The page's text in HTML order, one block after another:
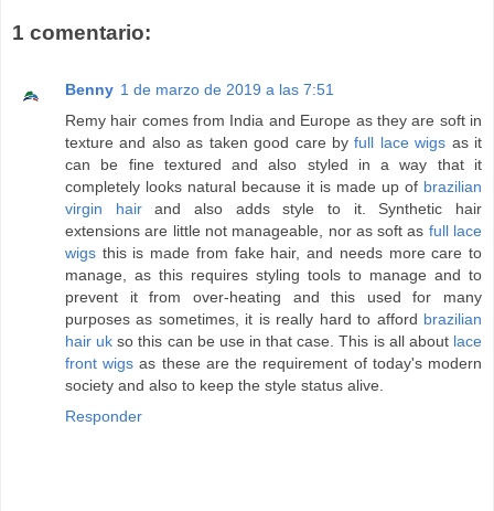
1 comentario:
Benny 1 de marzo de 2019 a las 7:51
Remy hair comes from India and Europe as they are soft in
texture and also as taken good care byfull lace wigs as it
can be fine textured and also styled in a way that it
completely looks natural because it is made up of brazilian
virgin hairand also adds style to it. Synthetic hair
extensions are little not manageable, nor as soft as full lace
wigs this is made from fake hair, and needs more care to
manage, as this requires styling tools to manage and to
prevent it from over-heating and this used for many
purposes as sometimes, it is really hard to afford brazilian
hair uk so this can be use in that case. This is all about lace
front wigs as these are the requirement of today's modern
society and also to keep the style status alive.
Responder